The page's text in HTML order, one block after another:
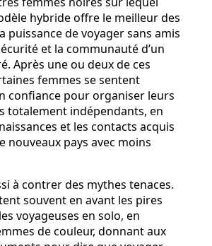
hybride offre le meilleur des
puissance de voyager sans amis
et la communauté d’un
Après une ou deux de ces
femmes se sentent
confiance pour organiser leurs
totalement indépendants, en
et les contacts acquis
nouveaux pays avec moins
à contrer des mythes tenaces.
souvent en avant les pires
voyageuses en solo, en
de couleur, donnant aux